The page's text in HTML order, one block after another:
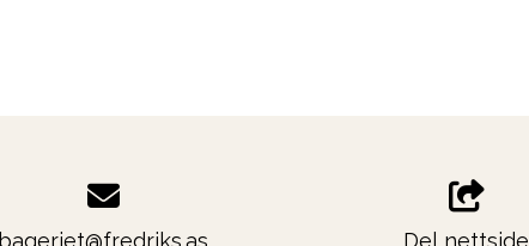
bageriet@fredriks.as Del nettside